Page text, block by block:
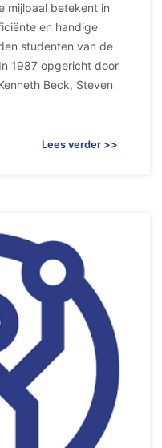
mijlpaal betekent in
en handige
studenten van de
1987 opgericht door
Beck, Steven
Lees verder >>